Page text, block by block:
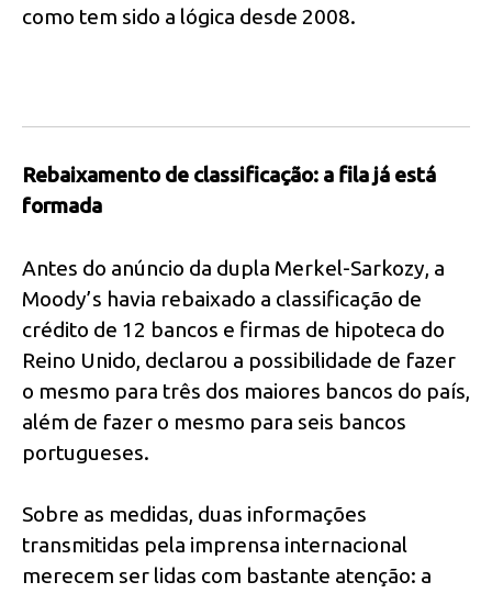
como tem sido a lógica desde 2008.
Rebaixamento de classificação: a fila já está
formada
Antes do anúncio da dupla Merkel-Sarkozy, a
Moody’s havia rebaixado a classificação de
crédito de 12 bancos e firmas de hipoteca do
Reino Unido, declarou a possibilidade de fazer
o mesmo para três dos maiores bancos do país,
além de fazer o mesmo para seis bancos
portugueses.
Sobre as medidas, duas informações
transmitidas pela imprensa internacional
merecem ser lidas com bastante atenção: a